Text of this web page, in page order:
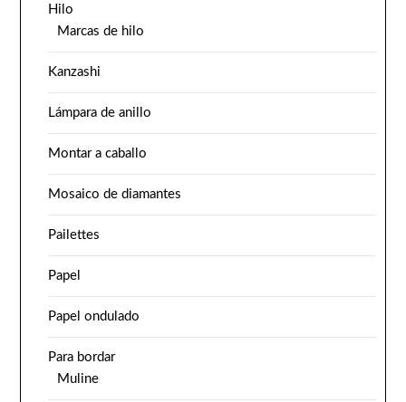
Hilo
Marcas de hilo
Kanzashi
Lámpara de anillo
Montar a caballo
Mosaico de diamantes
Pailettes
Papel
Papel ondulado
Para bordar
Muline